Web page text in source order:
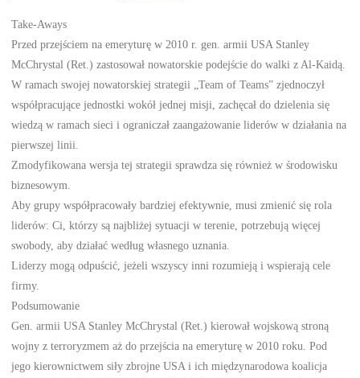
Take-Aways
Przed przejściem na emeryturę w 2010 r. gen. armii USA Stanley
McChrystal (Ret.) zastosował nowatorskie podejście do walki z Al-Kaidą.
W ramach swojej nowatorskiej strategii „Team of Teams” zjednoczył
współpracujące jednostki wokół jednej misji, zachęcał do dzielenia się
wiedzą w ramach sieci i ograniczał zaangażowanie liderów w działania na
pierwszej linii.
Zmodyfikowana wersja tej strategii sprawdza się również w środowisku
biznesowym.
Aby grupy współpracowały bardziej efektywnie, musi zmienić się rola
liderów: Ci, którzy są najbliżej sytuacji w terenie, potrzebują więcej
swobody, aby działać według własnego uznania.
Liderzy mogą odpuścić, jeżeli wszyscy inni rozumieją i wspierają cele
firmy.
Podsumowanie
Gen. armii USA Stanley McChrystal (Ret.) kierował wojskową stroną
wojny z terroryzmem aż do przejścia na emeryturę w 2010 roku. Pod
jego kierownictwem siły zbrojne USA i ich międzynarodowa koalicja